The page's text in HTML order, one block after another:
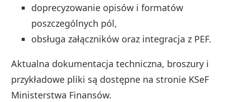
doprecyzowanie opisów i formatów
poszczególnych pól,
obsługa załączników oraz integracja z PEF.
Aktualna dokumentacja techniczna, broszury i
przykładowe pliki są dostępne na stronie KSeF
Ministerstwa Finansów.